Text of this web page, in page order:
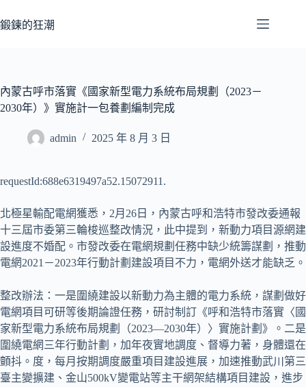
至
容
鍛鍊的狂潮
內蒙古呼市落實《國家新型電力系統布局規劃（2023－
2030年）》實施計一包養劃編制完成
admin 2025 年 8 月 3 日
requestId:688e6319497a52.15072911.
北極星輸配電網獲悉，2月26日，內蒙古呼和浩特市發改委通報
十三屆市委第三輪梭巡整改情況，此中提到，新動力項目源網建
設進度不婚配。市發改委在電網規劃任務中缺少統籌謀劃，推動
電網2021－2023年行動計劃建設項目不力，電網外送才能缺乏。
整改辦法：一是圍繞建設以新動力為主體的電力系統，謀劃做好
電網項目可研等後期論證任務，研討制訂《呼和浩特市落實〈國
家新型電力系統布局規劃（2023—2030年）〉實施計劃》。二是
圍繞電網三年行動計劃，加年夜實地調度、督導力著，身體還在
顫抖。度，每月按期調度嚴重項目建設進展，加速推動武川第三
臺主變擴建、金山500kV變電站等主干網架結構項目建設，進步